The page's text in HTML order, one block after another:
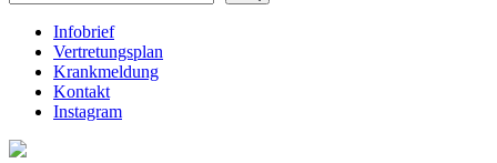
Infobrief
Vertretungsplan
Krankmeldung
Kontakt
Instagram